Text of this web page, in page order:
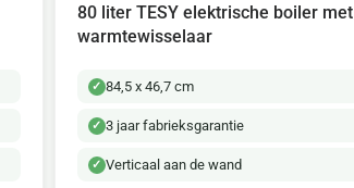
80 liter TESY elektrische boiler met
warmtewisselaar
84,5 x 46,7 cm
3 jaar fabrieksgarantie
Verticaal aan de wand